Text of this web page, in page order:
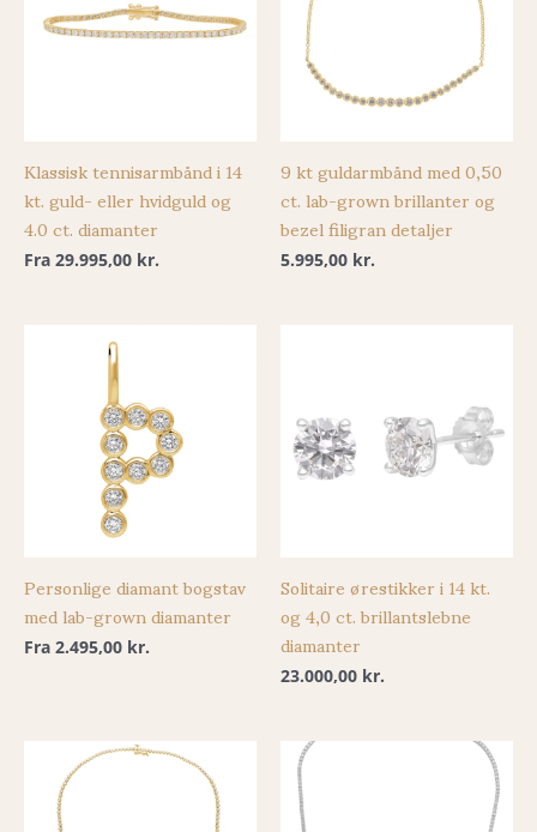
Klassisk tennisarmbånd i 14
kt. guld- eller hvidguld og
4.0 ct. diamanter
Fra 29.995,00 kr.
9 kt guldarmbånd med 0,50
ct. lab-grown brillanter og
bezel filigran detaljer
5.995,00 kr.
Personlige diamant bogstav
med lab-grown diamanter
Fra 2.495,00 kr.
Solitaire ørestikker i 14 kt.
og 4,0 ct. brillantslebne
diamanter
23.000,00 kr.